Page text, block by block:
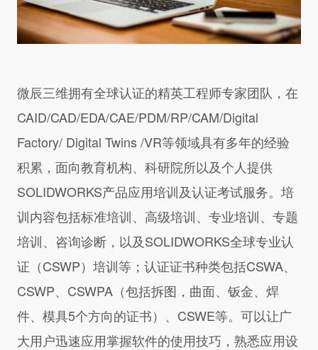
微辰三维拥有全球认证的精英工程师专家团队，在
CAID/CAD/EDA/CAE/PDM/RP/CAM/Digital
Factory/ Digital Twins /VR等领域具有多年的经验
积累，面向教育机构、科研院所以及个人提供
SOLIDWORKS产品应用培训及认证考试服务。培
训内容包括标准培训、高级培训、专业培训、专题
培训、咨询诊断，以及SOLIDWORKS全球专业认
证（CSWP）培训等；认证证书种类包括CSWA、
CSWP、CSWPA（包括拆图，曲面、钣金、焊
件、模具5个方向的证书）、CSWE等。可以让广
大用户迅速应用掌握软件的使用技巧，熟悉应用设